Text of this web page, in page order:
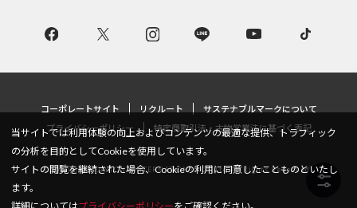
コーポレートサイト リクルート
サステナブルマークについて
プライバシーポリシー
特定商取引法・古物営業法に基づく表記
Copyright © DAYTONA INTERNATIONAL Co.,Ltd All Rights Reserved.
当サイトでは利用体験の向上およびコンテンツの最適な提供、トラフィック
の分析を目的としてCookieを使用しています。
サイトの閲覧を継続された場合、Cookieの利用に同意したことものといたし
ます。